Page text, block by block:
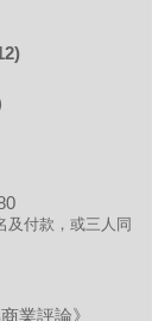
)
及付款，或三人同
業評論》